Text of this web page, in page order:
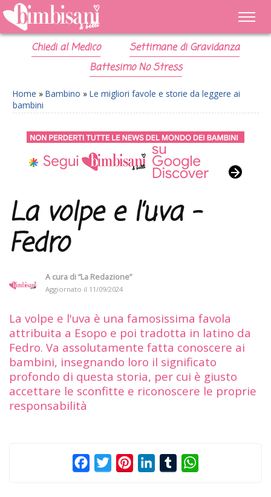
Chiedi al Medico
Settimane di Gravidanza
Battesimo No Stress
Home » Bambino » Le migliori favole e storie da leggere ai
bambini
La volpe e l’uva –
Fedro
A cura di“La Redazione”
Aggiornato il 11/09/2024
La volpe e l'uva è una famosissima favola
attribuita a Esopo e poi tradotta in latino da
Fedro. Va assolutamente fatta conoscere ai
bambini, insegnando loro il significato
profondo di questa storia, per cui è giusto
accettare le sconfitte e riconoscere le proprie
responsabilità
FacebookTwitterPinterestLinkedInTumblr